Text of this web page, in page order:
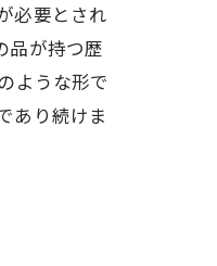
必要とされ
品が持つ歴
ような形で
あり続けま